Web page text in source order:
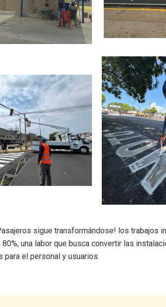
sigue transformándose! los trabajos
80%, una labor que busca convertir las
para el personal y usuarios.